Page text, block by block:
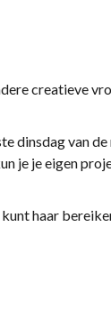
creatieve
dinsdag van de
je je eigen
haar